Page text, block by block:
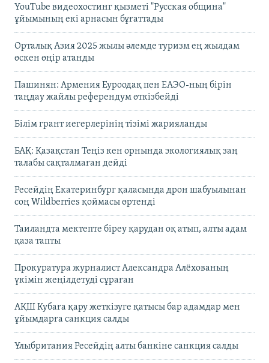
YouTube видеохостинг қызметі "Русская община"
ұйымының екі арнасын бұғаттады
Орталық Азия 2025 жылы әлемде туризм ең жылдам
өскен өңір атанды
Пашинян: Армения Еуроодақ пен ЕАЭО-ның бірін
таңдау жайлы референдум өткізбейді
Білім грант иегерлерінің тізімі жарияланды
БАҚ: Қазақстан Теңіз кен орнында экологиялық заң
талабы сақталмаған дейді
Ресейдің Екатеринбург қаласында дрон шабуылынан
соң Wildberries қоймасы өртенді
Таиландта мектепте біреу қарудан оқ атып, алты адам
қаза тапты
Прокуратура журналист Александра Алёхованың
үкімін жеңілдетуді сұраған
АҚШ Кубаға қару жеткізуге қатысы бар адамдар мен
ұйымдарға санкция салды
Ұлыбритания Ресейдің алты банкіне санкция салды